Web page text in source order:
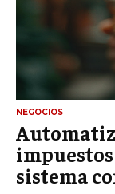
NEGOCIOS
sistema